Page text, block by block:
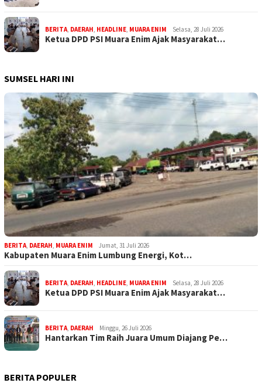
BERITA, DAERAH, HEADLINE, MUARA ENIM Selasa, 28 Juli 2026
Ketua DPD PSI Muara Enim Ajak Masyarakat…
SUMSEL HARI INI
BERITA DAERAH MUARA ENIM Jumat, 31 Juli 2026
Kabupaten Muara Enim Lumbung Energi, Kot…
BERITA DAERAH HEADLINE MUARA ENIM Selasa, 28 Juli 2026
Ketua DPD PSI Muara Enim Ajak Masyarakat…
BERITA DAERAH Minggu, 26 Juli 2026
Hantarkan Tim Raih Juara Umum Diajang Pe…
BERITA POPULER